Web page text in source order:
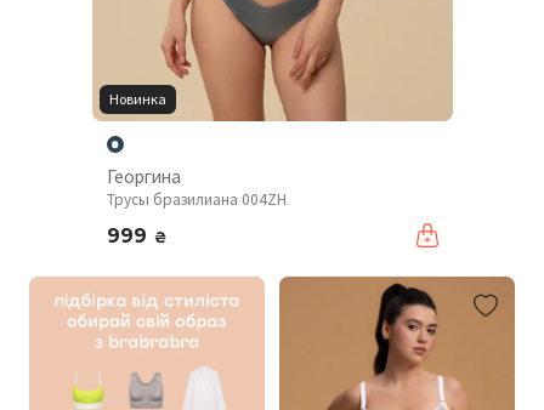
Новинка
Георгина
Трусы бразилиана 004ZH
999 ₴